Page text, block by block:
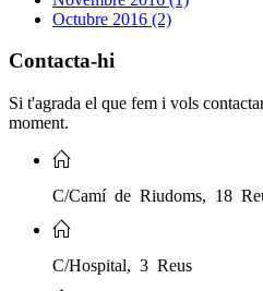
Octubre 2016 (2)
Contacta-hi
Si t'agrada el que fem i vols
moment.
C/Camí de Riudoms, 18
C/Hospital, 3 Reus